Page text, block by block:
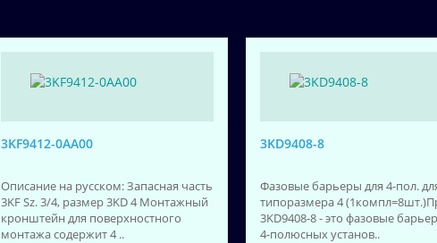
3KF9412-0AA00
Описание на русском: Запасная часть
3KF Sz. 3/4, размер 3KD 4 Монтажный
кронштейн для поверхностного
монтажа содержит 4 ..
3KD9408-8
Фазовые барьеры для 4-пол.
типоразмера 4
3KD9408-8 - это фазовые
4-полюсных установ..